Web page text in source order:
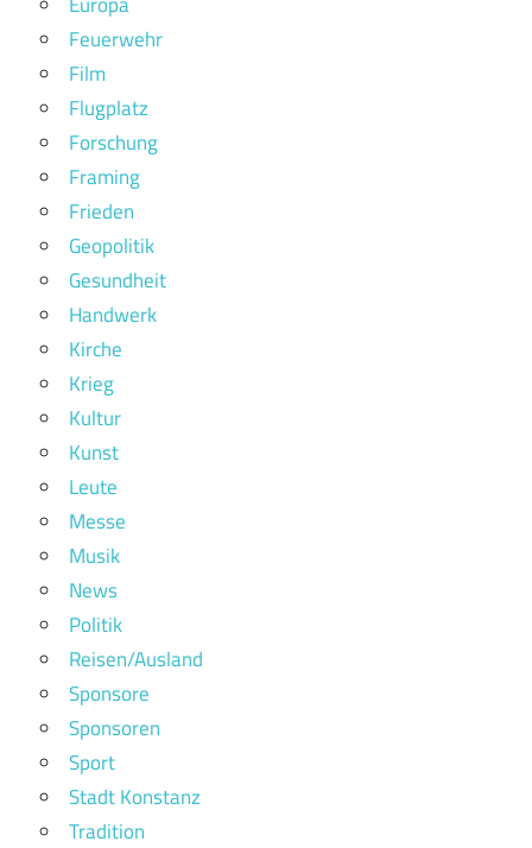
Feuerwehr
Film
Flugplatz
Forschung
Framing
Frieden
Geopolitik
Gesundheit
Handwerk
Kirche
Krieg
Kultur
Kunst
Leute
Messe
Musik
News
Politik
Reisen/Ausland
Sponsore
Sponsoren
Sport
Stadt Konstanz
Tradition